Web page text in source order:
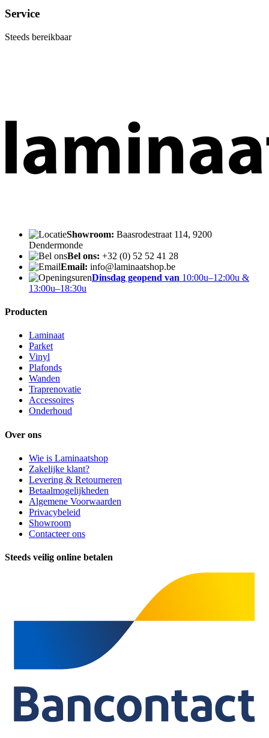
Service
Steeds bereikbaar
Showroom: Baasrodestraat 114, 9200
Dendermonde
Bel ons: +32 (0) 52 52 41 28
Email: info@laminaatshop.be
Dinsdag geopend van 10:00u–12:00u &
13:00u–18:30u
Producten
Laminaat
Parket
Vinyl
Plafonds
Wanden
Traprenovatie
Accessoires
Onderhoud
Over ons
Wie is Laminaatshop
Zakelijke klant?
Levering & Retourneren
Betaalmogelijkheden
Algemene Voorwaarden
Privacybeleid
Showroom
Contacteer ons
Steeds veilig online betalen